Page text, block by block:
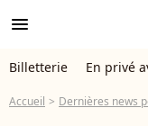
menu
Billetterie En privé
Accueil Dernières news